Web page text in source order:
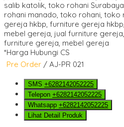
*Harga Hubungi CS
Pre Order / AJ-PR 021
SMS +6282142052225
Telepon +6282142052225
Whatsapp +6282142052225
Lihat Detail Produk